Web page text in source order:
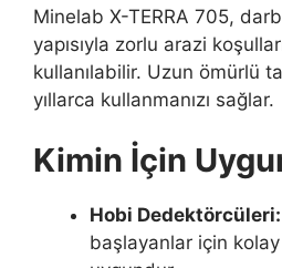
Minelab X-TERRA 705,
yapısıyla zorlu arazi
kullanılabilir. Uzun ömürlü
yıllarca kullanmanızı sağlar.
Kimin İçin
Hobi Dedektörcüleri:
başlayanlar için kolay